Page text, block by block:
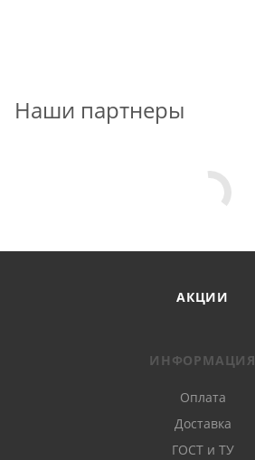
Наши партнеры
АКЦИИ
ИНФОРМАЦИЯ
Оплата
Доставка
ГОСТ и ТУ